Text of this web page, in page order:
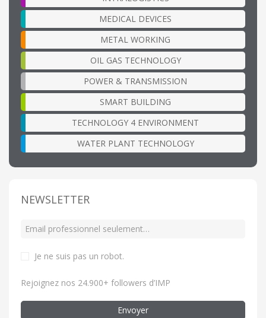
MEDICAL DEVICES
METAL WORKING
OIL GAS TECHNOLOGY
POWER & TRANSMISSION
SMART BUILDING
TECHNOLOGY 4 ENVIRONMENT
WATER PLANT TECHNOLOGY
NEWSLETTER
Je ne suis pas un robot.
Rejoignez nos 24.900+ followers d’IMP
Envoyer